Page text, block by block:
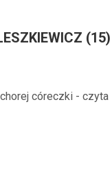
(15)
córeczki - czyta